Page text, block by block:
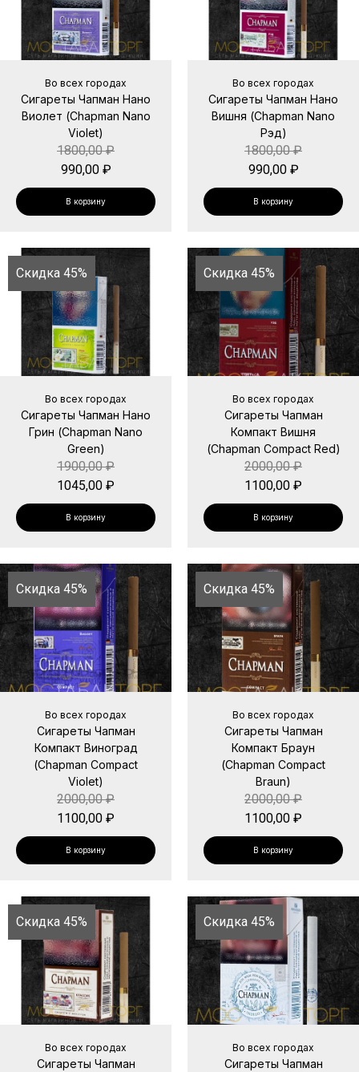
Во всех городах
Сигареты Чапман Нано
Виолет (Chapman Nano
Violet)
1800,00₽
990,00 ₽
В корзину
Во всех городах
Сигареты Чапман Нано
Вишня (Chapman Nano
Рэд)
1800,00₽
990,00 ₽
В корзину
Скидка 45%
Во всех городах
Сигареты Чапман Нано
Грин (Chapman Nano
Green)
1900,00₽
1045,00 ₽
В корзину
Скидка 45%
Во всех городах
Сигареты Чапман
Компакт Вишня
(Chapman Compact Red)
2000,00₽
1100,00 ₽
В корзину
Скидка 45%
Во всех городах
Сигареты Чапман
Компакт Виноград
(Chapman Compact
Violet)
2000,00₽
1100,00 ₽
В корзину
Скидка 45%
Во всех городах
Сигареты Чапман
Компакт Браун
(Chapman Compact
Braun)
2000,00₽
1100,00 ₽
В корзину
Скидка 45%
Во всех городах
Сигареты Чапман
Скидка 45%
Во всех городах
Сигареты Чапман